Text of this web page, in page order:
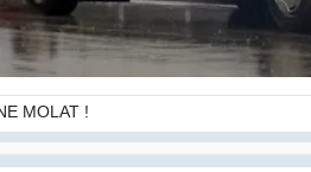
MOLAT !